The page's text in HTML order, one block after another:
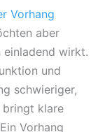
Vorhang
aber
einladend wirkt.
und
schwieriger,
bringt klare
Vorhang